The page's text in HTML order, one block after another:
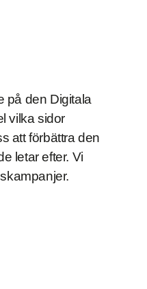
på den Digitala
vilka sidor
att förbättra den
letar efter. Vi